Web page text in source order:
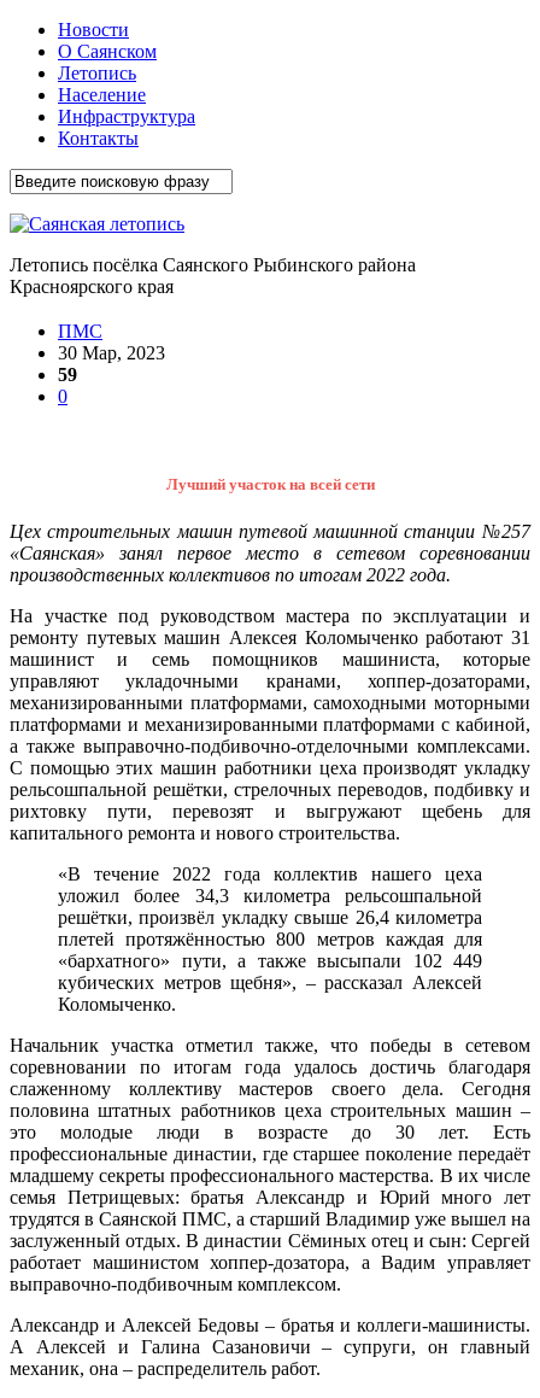
Новости
О Саянском
Летопись
Население
Инфраструктура
Контакты
Летопись посёлка Саянского Рыбинского района
Красноярского края
ПМС
30 Мар, 2023
59
0
Лучший участок на всей сети
Цех строительных машин путевой машинной станции №257
«Саянская» занял первое место в сетевом соревновании
производственных коллективов по итогам 2022 года.
На участке под руководством мастера по эксплуатации и
ремонту путевых машин Алексея Коломыченко работают 31
машинист и семь помощников машиниста, которые
управляют укладочными кранами, хоппер-дозаторами,
механизированными платформами, самоходными моторными
платформами и механизированными платформами с кабиной,
а также выправочно-подбивочно-отделочными комплексами.
С помощью этих машин работники цеха производят укладку
рельсошпальной решётки, стрелочных переводов, подбивку и
рихтовку пути, перевозят и выгружают щебень для
капитального ремонта и нового строительства.
«В течение 2022 года коллектив нашего цеха
уложил более 34,3 километра рельсошпальной
решётки, произвёл укладку свыше 26,4 километра
плетей протяжённостью 800 метров каждая для
«бархатного» пути, а также высыпали 102 449
кубических метров щебня», – рассказал Алексей
Коломыченко.
Начальник участка отметил также, что победы в сетевом
соревновании по итогам года удалось достичь благодаря
слаженному коллективу мастеров своего дела. Сегодня
половина штатных работников цеха строительных машин –
это молодые люди в возрасте до 30 лет. Есть
профессиональные династии, где старшее поколение передаёт
младшему секреты профессионального мастерства. В их числе
семья Петрищевых: братья Александр и Юрий много лет
трудятся в Саянской ПМС, а старший Владимир уже вышел на
заслуженный отдых. В династии Сёминых отец и сын: Сергей
работает машинистом хоппер-дозатора, а Вадим управляет
выправочно-подбивочным комплексом.
Александр и Алексей Бедовы – братья и коллеги-машинисты.
А Алексей и Галина Сазановичи – супруги, он главный
механик, она – распределитель работ.